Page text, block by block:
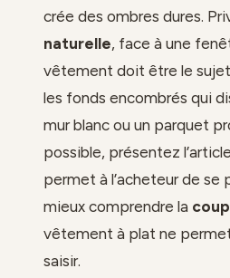
crée des ombres dures.
naturelle, face à une
vêtement doit être le
les fonds encombrés qui
mur blanc ou un parquet
possible, présentez
permet à l’acheteur de se
mieux comprendre la
vêtement à plat ne
saisir.